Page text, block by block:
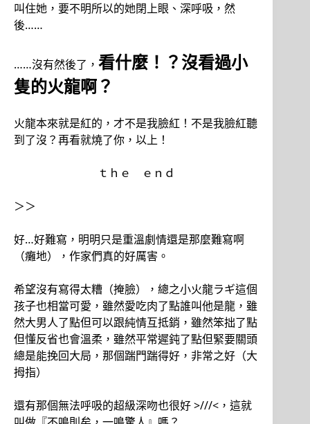
叫住她，要不明所以的她閉上眼、深呼吸，然
後……
……沒有然後了， 看什麼！？沒看過小
隻的火龍啊？
火龍本來就是紅的，才不是我臉紅！不是我臉紅聽
到了沒？再看就燒了你，以上！
ｔｈｅ ｅｎｄ
＞＞
好…好難寫，明明只是重溫劇情還是那麼難寫啊
（癱地），作家們真的好厲害。
希望沒有寫得太糟（掩臉），總之小火龍ラギ這個
孩子也相當可愛，雖然愛吃肉了點誰叫他是龍，雖
然大男人了點但可以跟純情互抵銷，雖然笨拙了點
但懂反省也會溫柔，雖然平常遲鈍了點但緊要關頭
總是能挽回大局，那個踹門踹得好，非常之好（大
拇指）
還有那個無法呼吸的超級深吻也很好 >///<，這就